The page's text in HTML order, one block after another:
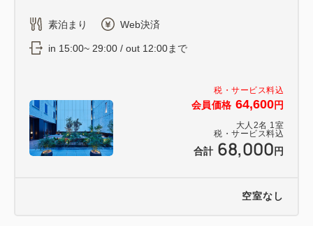
税・サービス料込
会員価格 64,600円
大人 2名 1 室
税・サービス料込
合計 68,000円
素泊まり Web決済
in 15:00~ 29:00 / out 12:00まで
空室なし